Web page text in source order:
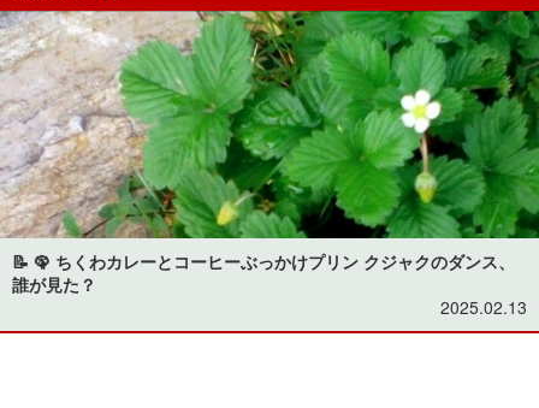
📝 🦚 ちくわカレーとコーヒーぶっかけプリン クジャクのダンス、
誰が見た？
2025.02.13